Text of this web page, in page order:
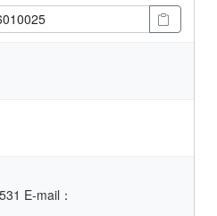
E-mail：